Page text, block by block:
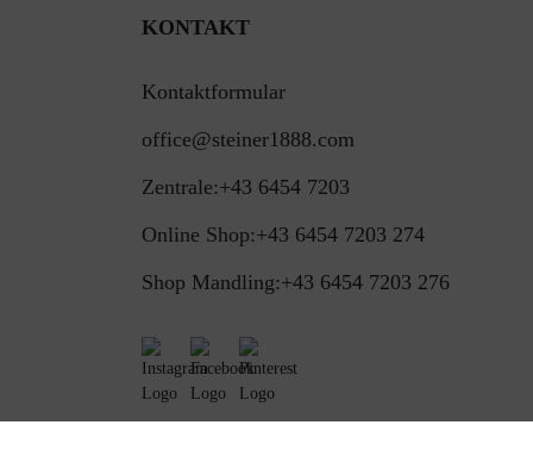
KONTAKT
Kontaktformular
office@steiner1888.com
Zentrale:+43 6454 7203
Online Shop:+43 6454 7203 274
Shop Mandling:+43 6454 7203 276